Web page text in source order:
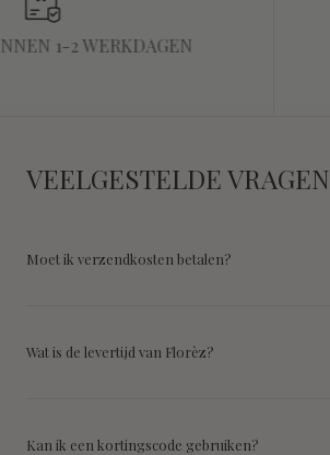
1-2 WERKDAGEN
VEELGESTELDE VRAGEN
Moet ik verzendkosten betalen?
Wat is de levertijd van Florèz?
Kan ik een kortingscode gebruiken?